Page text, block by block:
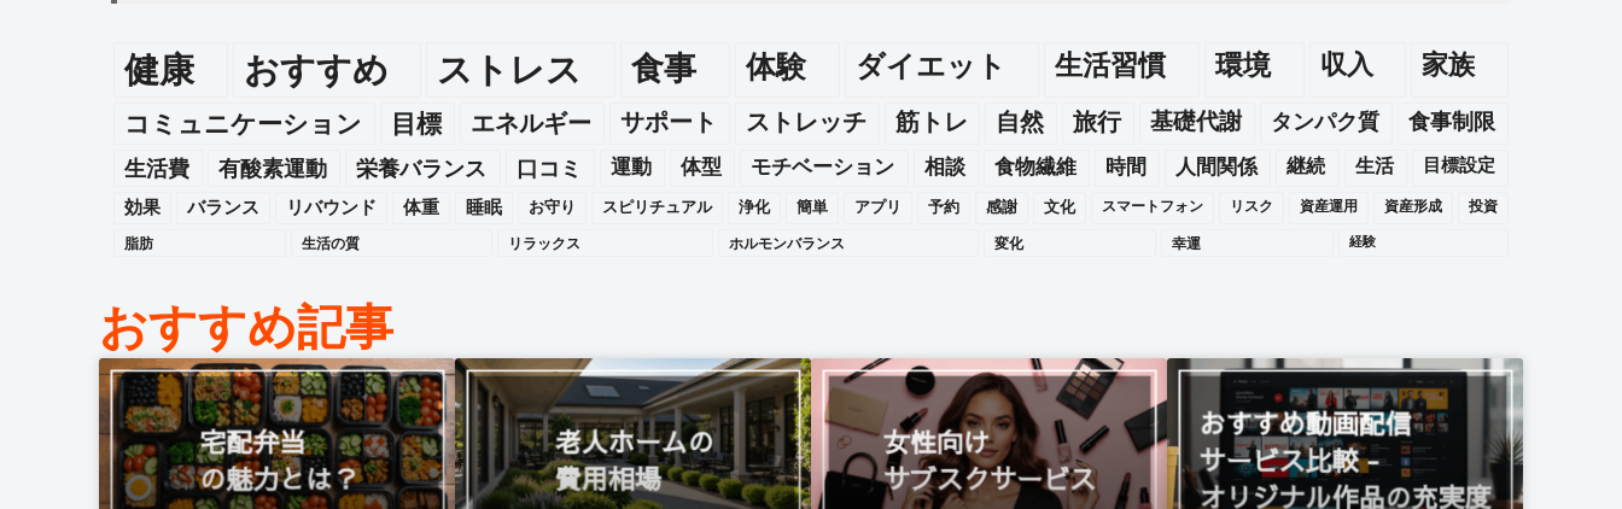
健康 おすすめ ストレス 食事 体験 ダイエット 生活習慣 環境 収入 家族
コミュニケーション 目標 エネルギー サポート ストレッチ 筋トレ 自然 旅行 基礎代謝 タンパク質
食事制限
生活費
有酸素運動 栄養バランス 口コミ 運動 体型 モチベーション 相談 食物繊維 時間 人間関係 継続 生活
目標設定
効果
バランス リバウンド 体重 睡眠 お守り スピリチュアル 浄化 簡単 アプリ 予約 感謝 文化 スマートフォン リスク 資産運用 資産形成 投資
脂肪 生活の質 リラックス ホルモンバランス 変化 幸運 経験
おすすめ記事